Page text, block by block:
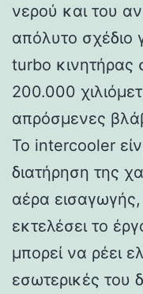
νερού και του
απόλυτο σχέδιο
turbo κινητήρας
200.000
απρόσμενες
Το intercooler
διατήρηση της
αέρα
εκτελέσει το
μπορεί να ρέει
εσωτερικές του